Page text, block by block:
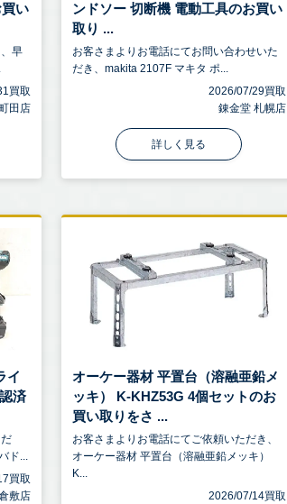
い
早
買取
田店
ンドソー 切断機 電動工具のお買い
取り ...
お客さまよりお電話にてお問い合わせいた
だき、makita 2107F マキタ ポ...
2026/07/29買取
錬金堂 札幌店
詳しく見る
イ
済
ド...
買取
敷店
オーケー器材 平置台（溶融亜鉛メ
ッキ） K-KHZ53G 4個セットのお
買い取りをさ ...
お客さまよりお電話にてご依頼いただき、
オーケー器材 平置台（溶融亜鉛メッキ）
K...
2026/07/14買取